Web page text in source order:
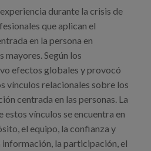
durante la crisis de
que aplican el
en la persona en
mayores. Según los
efectos globales y provocó
vínculos relacionales sobre los
centrada en las personas. La
estos vínculos se encuentra en
el equipo, la confianza y
la participación, el